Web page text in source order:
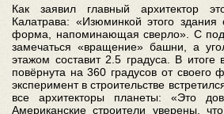
Как заявил главный архитектор
Калатрава: «Изюминкой этого здания
форма, напоминающая сверло». С
замечаться «вращение» башни, а
этажом составит 2.5 градуса. В итоге
повёрнута на 360 градусов от своего
эксперимент в строительстве
все архитекторы планеты: «Это
Американские строители уверены,